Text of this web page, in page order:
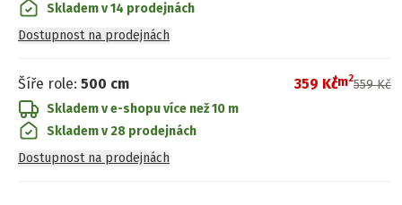
Skladem v 14 prodejnách
Dostupnost na prodejnách
Šíře role: 500 cm 359 Kč
/m2559 Kč
Skladem v e-shopuvíce než 10 m
Skladem v 28 prodejnách
Dostupnost na prodejnách